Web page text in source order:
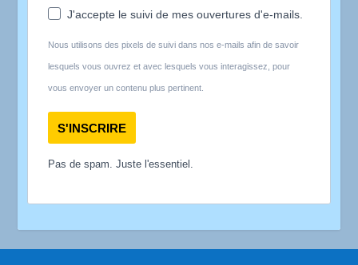
J'accepte le suivi de mes ouvertures d'e-mails.
Nous utilisons des pixels de suivi dans nos e-mails afin de savoir
lesquels vous ouvrez et avec lesquels vous interagissez, pour
vous envoyer un contenu plus pertinent.
S'INSCRIRE
Pas de spam. Juste l'essentiel.